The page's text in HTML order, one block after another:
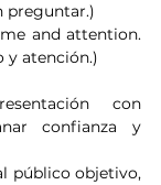
preguntar.)
and attention.
y atención.)
con
confianza y
público objetivo,